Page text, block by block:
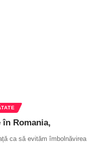
în Romania,
ca să evităm îmbolnăvirea